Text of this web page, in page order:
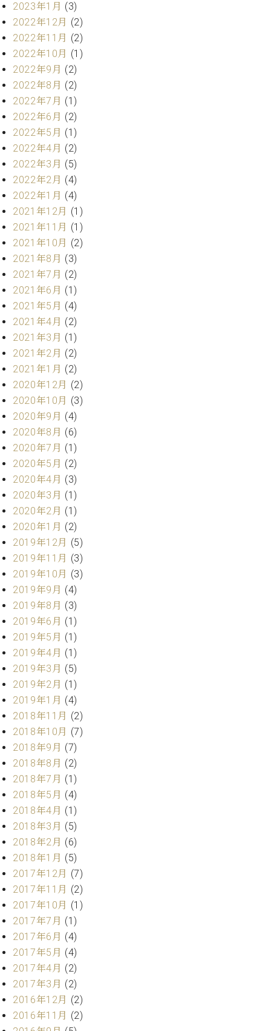
デ
ィ
シ
ョ
ン
W.
ホ
フ
マ
ン
ヴ
ィ
ジ
ョ
ン
C.BECHSTEIN
Digital(ベ
ヒ
シ
ュ
タ
イ
ン
デ
ジ
タ
ル)
ス
タ
ッ
フ
ご
拶
技
術
者
紹
介
情報
【ユ
ーロ
ピア
ノ特
選中
古】
イ
ベ
ン
ト
情
八
王
子
工
房
ロ
グ
ア
ク
セ
ス
問
い
合
わ
せ
ア
ー
テ
ィ
ス
ト
カ
ス
タ
マ
ー
ー
ビ
ス
調
律
)
ア
フ
ー
サ
ー
ビ
ス
(調
律)
2023年1月 (3)
2022年12月 (2)
2022年11月 (2)
2022年10月 (1)
2022年9月 (2)
2022年8月 (2)
2022年7月 (1)
2022年6月 (2)
2022年5月 (1)
2022年4月 (2)
2022年3月 (5)
2022年2月 (4)
2022年1月 (4)
2021年12月 (1)
2021年11月 (1)
2021年10月 (2)
2021年8月 (3)
2021年7月 (2)
2021年6月 (1)
2021年5月 (4)
2021年4月 (2)
2021年3月 (1)
2021年2月 (2)
2021年1月 (2)
2020年12月 (2)
2020年10月 (3)
2020年9月 (4)
2020年8月 (6)
2020年7月 (1)
2020年5月 (2)
2020年4月 (3)
2020年3月 (1)
2020年2月 (1)
2020年1月 (2)
2019年12月 (5)
2019年11月 (3)
2019年10月 (3)
2019年9月 (4)
2019年8月 (3)
2019年6月 (1)
2019年5月 (1)
2019年4月 (1)
2019年3月 (5)
2019年2月 (1)
2019年1月 (4)
2018年11月 (2)
2018年10月 (7)
2018年9月 (7)
2018年8月 (2)
2018年7月 (1)
2018年5月 (4)
2018年4月 (1)
2018年3月 (5)
2018年2月 (6)
2018年1月 (5)
2017年12月 (7)
2017年11月 (2)
2017年10月 (1)
2017年7月 (1)
2017年6月 (4)
2017年5月 (4)
2017年4月 (2)
2017年3月 (2)
2016年12月 (2)
2016年11月 (2)